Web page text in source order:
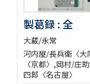
製葛録 : 全
大蔵/永常
河内屋/長兵衛〈
〈京都〉,岡村/庄
四郎〈名古屋〉